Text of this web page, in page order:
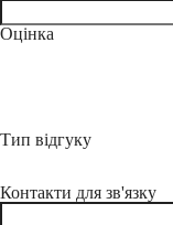
Оцінка
Тип відгуку
Контакти для зв'язку